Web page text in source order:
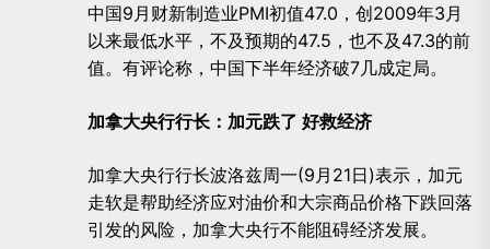
中国9月财新制造业PMI初值47.0，创2009年3月
以来最低水平，不及预期的47.5，也不及47.3的前
值。有评论称，中国下半年经济破7几成定局。
加拿大央行行长：加元跌了 好救经济
加拿大央行行长波洛兹周一(9月21日)表示，加元
走软是帮助经济应对油价和大宗商品价格下跌回落
引发的风险，加拿大央行不能阻碍经济发展。